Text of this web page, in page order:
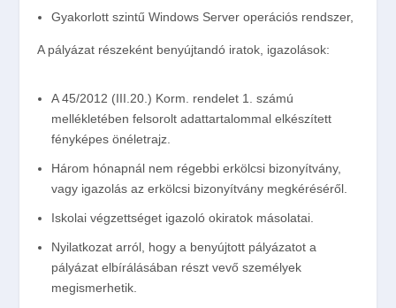
Gyakorlott szintű Windows Server operációs rendszer,
A pályázat részeként benyújtandó iratok, igazolások:
A 45/2012 (III.20.) Korm. rendelet 1. számú
mellékletében felsorolt adattartalommal elkészített
fényképes önéletrajz.
Három hónapnál nem régebbi erkölcsi bizonyítvány,
vagy igazolás az erkölcsi bizonyítvány megkéréséről.
Iskolai végzettséget igazoló okiratok másolatai.
Nyilatkozat arról, hogy a benyújtott pályázatot a
pályázat elbírálásában részt vevő személyek
megismerhetik.